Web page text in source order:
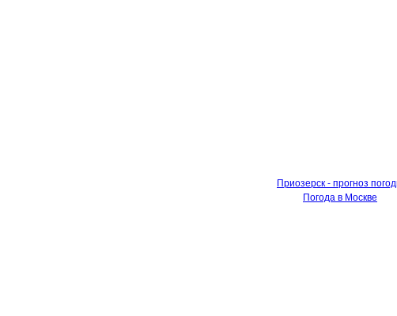
Приозерск - прогноз
Погода в Москве